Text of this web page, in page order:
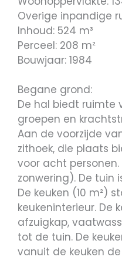
Overige inpandige
Inhoud: 524 m³
Perceel: 208 m²
Bouwjaar: 1984
Begane grond:
De hal biedt ruimte
groepen en
Aan de voorzijde
zithoek, die plaats
voor acht
zonwering). De tuin
De keuken (10 m²)
keukeninterieur.
afzuigkap,
tot de tuin. De
vanuit de keuken